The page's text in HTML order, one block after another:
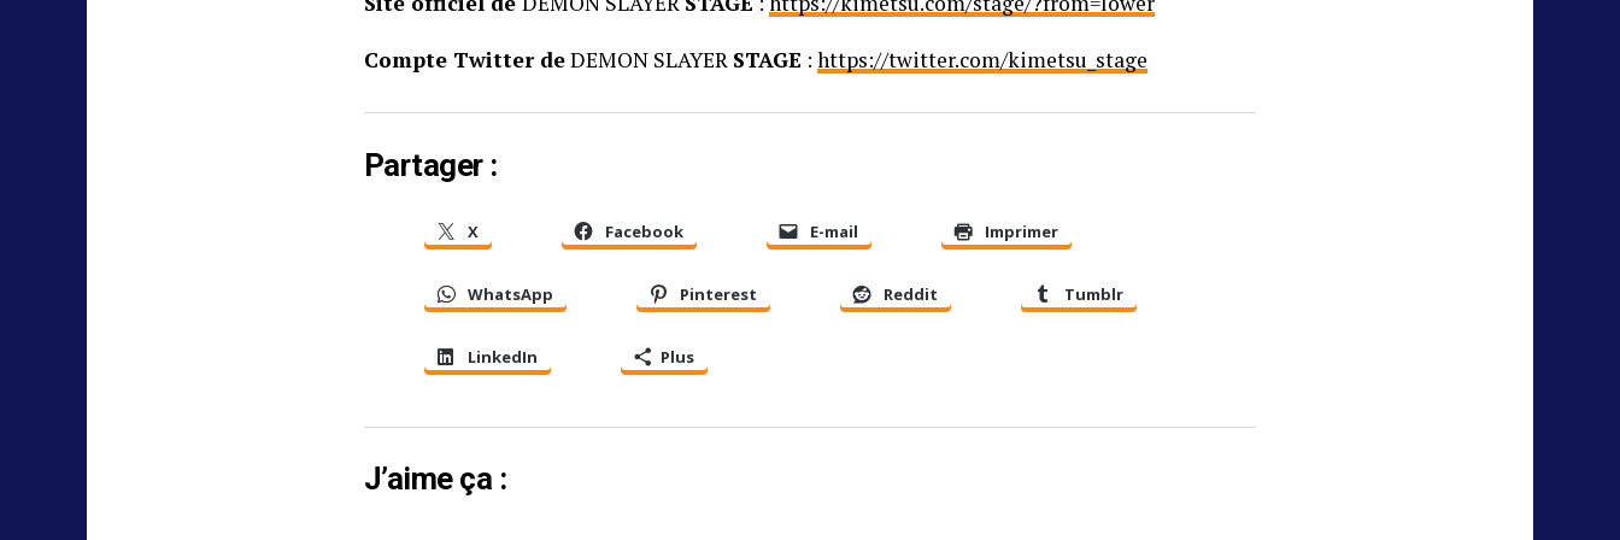
Compte Twitter deDEMON SLAYER STAGE : https://twitter.com/kimetsu_stage
Partager :
X Facebook E-mail Imprimer
WhatsApp Pinterest Reddit Tumblr
LinkedIn Plus
J’aime ça :